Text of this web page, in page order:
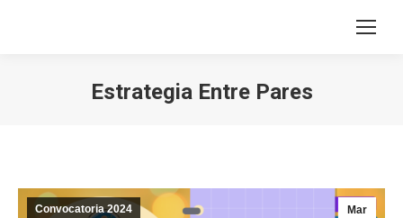
Estrategia Entre Pares
Mar
Convocatoria 2024